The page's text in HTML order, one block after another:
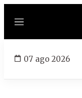
Menú
07 ago 2026